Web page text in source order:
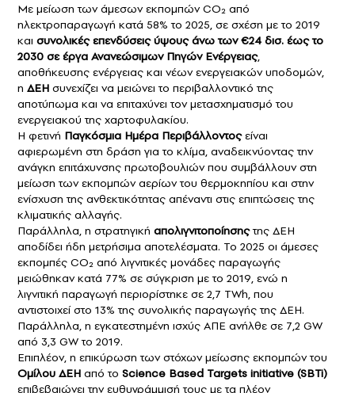
Με μείωση των άμεσων εκπομπών CO₂ από
ηλεκτροπαραγωγή κατά 58% το 2025, σε σχέση με το 2019
και συνολικές επενδύσεις ύψους άνω των €24 δισ. έως το
2030 σε έργα Ανανεώσιμων Πηγών Ενέργειας,
αποθήκευσης ενέργειας και νέων ενεργειακών υποδομών,
η ΔΕΗ συνεχίζει να μειώνει το περιβαλλοντικό της
αποτύπωμα και να επιταχύνει τον μετασχηματισμό του
ενεργειακού της χαρτοφυλακίου.
Η φετινή Παγκόσμια Ημέρα Περιβάλλοντοςείναι
αφιερωμένη στη δράση για το κλίμα, αναδεικνύοντας την
ανάγκη επιτάχυνσης πρωτοβουλιών που συμβάλλουν στη
μείωση των εκπομπών αερίων του θερμοκηπίου και στην
ενίσχυση της ανθεκτικότητας απέναντι στις επιπτώσεις της
κλιματικής αλλαγής.
Παράλληλα, η στρατηγική απολιγνιτοποίησηςτης ΔΕΗ
αποδίδει ήδη μετρήσιμα αποτελέσματα. Το 2025 οι άμεσες
εκπομπές CO₂ από λιγνιτικές μονάδες παραγωγής
μειώθηκαν κατά 77% σε σύγκριση με το 2019, ενώ η
λιγνιτική παραγωγή περιορίστηκε σε 2,7 TWh, που
αντιστοιχεί στο 13% της συνολικής παραγωγής της ΔΕΗ.
Παράλληλα, η εγκατεστημένη ισχύς ΑΠΕ ανήλθε σε 7,2 GW
από 3,3 GW το 2019.
Επιπλέον, η επικύρωση των στόχων μείωσης εκπομπών του
Ομίλου ΔΕΗ από το Science Based Targets initiative (SBTi)
επιβεβαιώνει την ευθυγράμμισή τους με τα πλέον